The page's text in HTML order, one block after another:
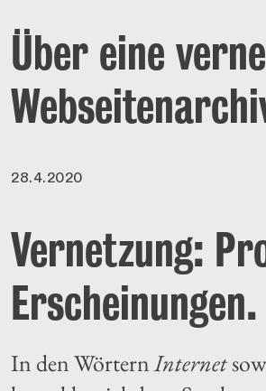
Über eine
28.4.2020
Vernetzung:
Erscheinungen.
In den WörternInternet